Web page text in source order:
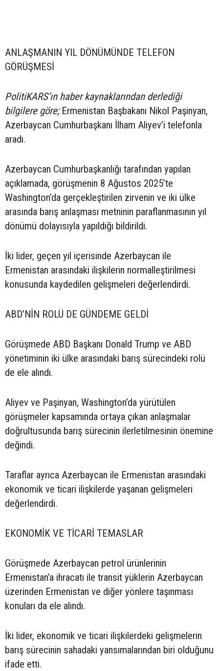
ANLAŞMANIN YIL DÖNÜMÜNDE TELEFON
GÖRÜŞMESİ
PolitiKARS’ın haber kaynaklarından derlediği
bilgilere göre;Ermenistan Başbakanı Nikol Paşinyan,
Azerbaycan Cumhurbaşkanı İlham Aliyev’i telefonla
aradı.
Azerbaycan Cumhurbaşkanlığı tarafından yapılan
açıklamada, görüşmenin 8 Ağustos 2025’te
Washington’da gerçekleştirilen zirvenin ve iki ülke
arasında barış anlaşması metninin paraflanmasının yıl
dönümü dolayısıyla yapıldığı bildirildi.
İki lider, geçen yıl içerisinde Azerbaycan ile
Ermenistan arasındaki ilişkilerin normalleştirilmesi
konusunda kaydedilen gelişmeleri değerlendirdi.
ABD’NİN ROLÜ DE GÜNDEME GELDİ
Görüşmede ABD Başkanı Donald Trump ve ABD
yönetiminin iki ülke arasındaki barış sürecindeki rolü
de ele alındı.
Aliyev ve Paşinyan, Washington’da yürütülen
görüşmeler kapsamında ortaya çıkan anlaşmalar
doğrultusunda barış sürecinin ilerletilmesinin önemine
değindi.
Taraflar ayrıca Azerbaycan ile Ermenistan arasındaki
ekonomik ve ticari ilişkilerde yaşanan gelişmeleri
değerlendirdi.
EKONOMİK VE TİCARİ TEMASLAR
Görüşmede Azerbaycan petrol ürünlerinin
Ermenistan’a ihracatı ile transit yüklerin Azerbaycan
üzerinden Ermenistan ve diğer yönlere taşınması
konuları da ele alındı.
İki lider, ekonomik ve ticari ilişkilerdeki gelişmelerin
barış sürecinin sahadaki yansımalarından biri olduğunu
ifade etti.